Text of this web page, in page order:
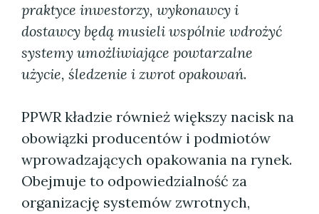
praktyce inwestorzy, wykonawcy i
dostawcy będą musieli wspólnie wdrożyć
systemy umożliwiające powtarzalne
użycie, śledzenie i zwrot opakowań.
PPWR kładzie również większy nacisk na
obowiązki producentów i podmiotów
wprowadzających opakowania na rynek.
Obejmuje to odpowiedzialność za
organizację systemów zwrotnych,